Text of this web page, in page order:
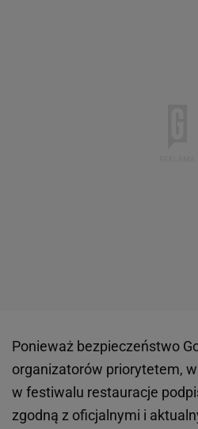
Ponieważ bezpieczeństwo
organizatorów priorytetem,
w festiwalu restauracje
zgodną z oficjalnymi i